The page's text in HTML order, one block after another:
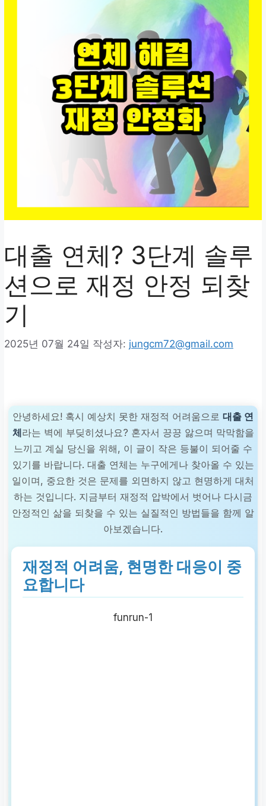
대출 연체? 3단계 솔루
션으로 재정 안정 되찾
기
2025년 07월 24일 작성자: jungcm72@gmail.com
안녕하세요! 혹시 예상치 못한 재정적 어려움으로 대출 연
체라는 벽에 부딪히셨나요? 혼자서 끙끙 앓으며 막막함을
느끼고 계실 당신을 위해, 이 글이 작은 등불이 되어줄 수
있기를 바랍니다. 대출 연체는 누구에게나 찾아올 수 있는
일이며, 중요한 것은 문제를 외면하지 않고 현명하게 대처
하는 것입니다. 지금부터 재정적 압박에서 벗어나 다시금
안정적인 삶을 되찾을 수 있는 실질적인 방법들을 함께 알
아보겠습니다.
재정적 어려움, 현명한 대응이 중
요합니다
funrun-1